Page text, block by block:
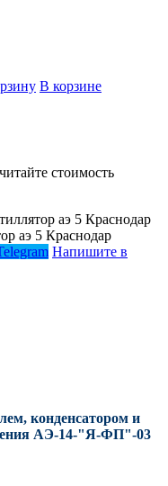
В корзине
стоимость
Напишите в
конденсатором и
АЭ-14-"Я-ФП"-03